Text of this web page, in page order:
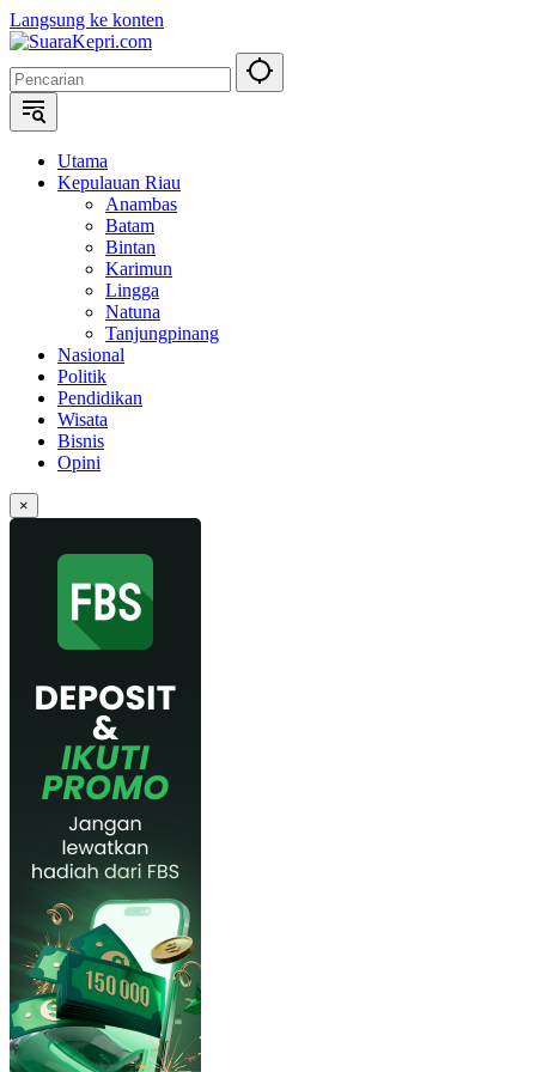
Langsung ke konten
Utama
Kepulauan Riau
Anambas
Batam
Bintan
Karimun
Lingga
Natuna
Tanjungpinang
Nasional
Politik
Pendidikan
Wisata
Bisnis
Opini
×